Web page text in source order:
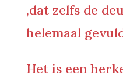
,dat zelfs de
helemaal
Het is een